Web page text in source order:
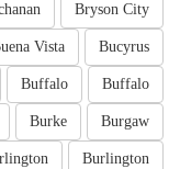
Bryson City
Bucyrus
Vista
Buffalo
Buffalo
Burgaw
Burke
Burlington